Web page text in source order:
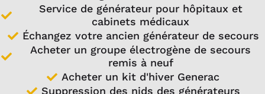
Service de générateur pour hôpitaux et
cabinets médicaux
Échangez votre ancien générateur de secours
Acheter un groupe électrogène de secours
remis à neuf
Acheter un kit d'hiver Generac
Suppression des nids des générateurs